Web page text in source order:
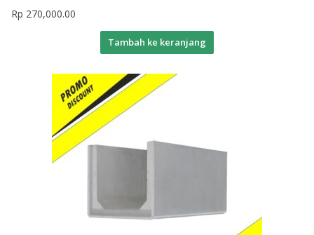
Rp 270,000.00
Tambah ke keranjang